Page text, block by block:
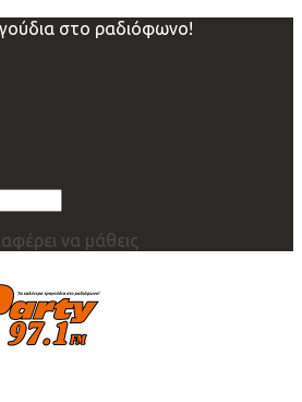
στο ραδιόφωνο!
να μάθεις